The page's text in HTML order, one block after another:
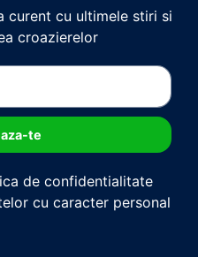
curent cu ultimele stiri si
croazierelor
de confidentialitate
cu caracter personal